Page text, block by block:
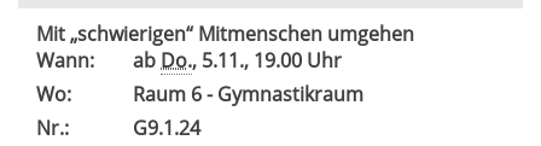
Mit „schwierigen“ Mitmenschen umgehen
Wann:
ab Do., 5.11., 19.00 Uhr
Wo:
Raum 6 - Gymnastikraum
Nr.:
G9.1.24